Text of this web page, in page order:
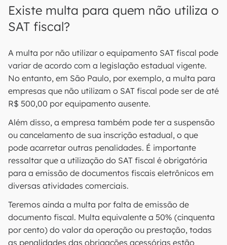
Existe multa para quem não utiliza o
SAT fiscal?
A multa por não utilizar o equipamento SAT fiscal pode
variar de acordo com a legislação estadual vigente.
No entanto, em São Paulo, por exemplo, a multa para
empresas que não utilizam o SAT fiscal pode ser de até
R$ 500,00 por equipamento ausente.
Além disso, a empresa também pode ter a suspensão
ou cancelamento de sua inscrição estadual, o que
pode acarretar outras penalidades. É importante
ressaltar que a utilização do SAT fiscal é obrigatória
para a emissão de documentos fiscais eletrônicos em
diversas atividades comerciais.
Teremos ainda a multa por falta de emissão de
documento fiscal. Multa equivalente a 50% (cinquenta
por cento) do valor da operação ou prestação, todas
as penalidades das obrigações acessórias estão